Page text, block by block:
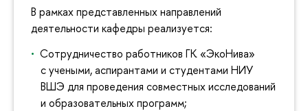
В рамках представленных направлений
деятельности кафедры реализуется:
Сотрудничество работников ГК «ЭкоНива»
с учеными, аспирантами и студентами НИУ
ВШЭ для проведения совместных исследований
и образовательных программ;